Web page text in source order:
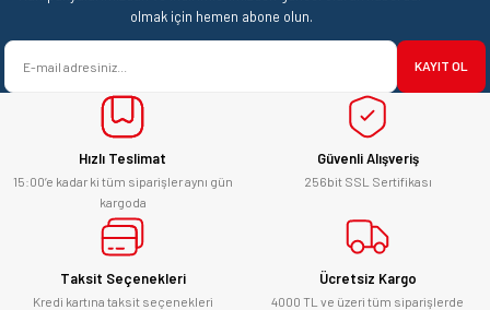
Ürün açıklamasında eksik bilgiler bulunuyor.
Ürün bilgilerinde hatalar bulunuyor.
Ürün fiyatı diğer sitelerden daha pahalı.
Bu ürüne benzer farklı alternatifler olmalı.
satışı ve alış veriş deneyimi gayet
başarılı. hayırlı işler. teşekkürler.
yücel çağatay uzun | 12/06/2026
Kesinlikle orjinal ürün, güvenerek
alabilirsiniz.
E... Ü... | 10/06/2026
Bosch marka alet alacaksam kesinlikle
adresim Ulupınar.com.tr
olmak için hemen abone olun.
KAYIT OL
Hızlı Teslimat
15:00’e kadar ki tüm siparişler aynı gün
kargoda
Güvenli Alışveriş
256bit SSL Sertifikası
Taksit Seçenekleri
Kredi kartına taksit seçenekleri
Ücretsiz Kargo
4000 TL ve üzeri tüm siparişlerde